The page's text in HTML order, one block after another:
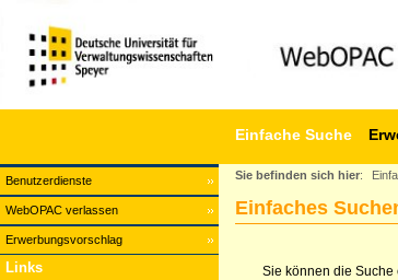
Benutzerdienste
WebOPAC verlassen
Erwerbungsvorschlag
Einfache Suche
Links
Sie befinden sich hier:
Einfaches
Sie können die Suche